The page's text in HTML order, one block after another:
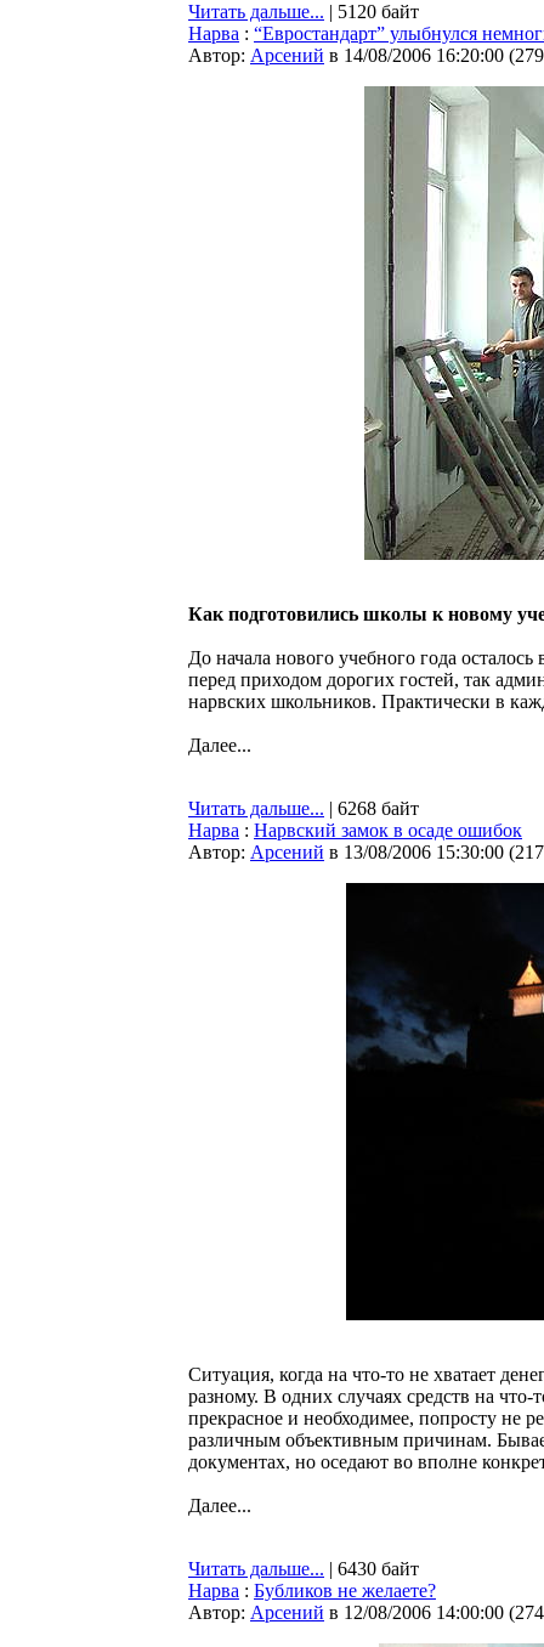
Читать дальше... | 5120 байт
Нарва : “Евростандарт” улыбнулся
Автор: Арсений в 14/08/2006 16:20:00 (
Как подготовились школы к новому
До начала нового учебного года
перед приходом дорогих гостей, так
нарвских школьников. Практически в
Далее...
Читать дальше... | 6268 байт
Нарва : Нарвский замок в осаде ошибок
Автор: Арсений в 13/08/2006 15:30:00 (
Ситуация, когда на что-то не хватает
разному. В одних случаях средств на
прекрасное и необходимее, попросту не
различным объективным причинам.
документах, но оседают во вполне
Далее...
Читать дальше... | 6430 байт
Нарва : Бубликов не желаете?
Автор: Арсений в 12/08/2006 14:00:00 (